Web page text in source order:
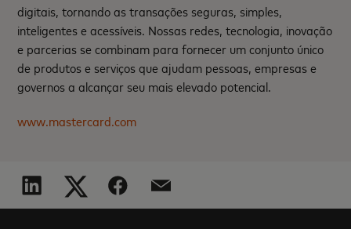
digitais, tornando as transações seguras, simples,
inteligentes e acessíveis. Nossas redes, tecnologia, inovação
e parcerias se combinam para fornecer um conjunto único
de produtos e serviços que ajudam pessoas, empresas e
governos a alcançar seu mais elevado potencial.
www.mastercard.com